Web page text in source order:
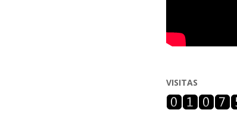
VISITAS